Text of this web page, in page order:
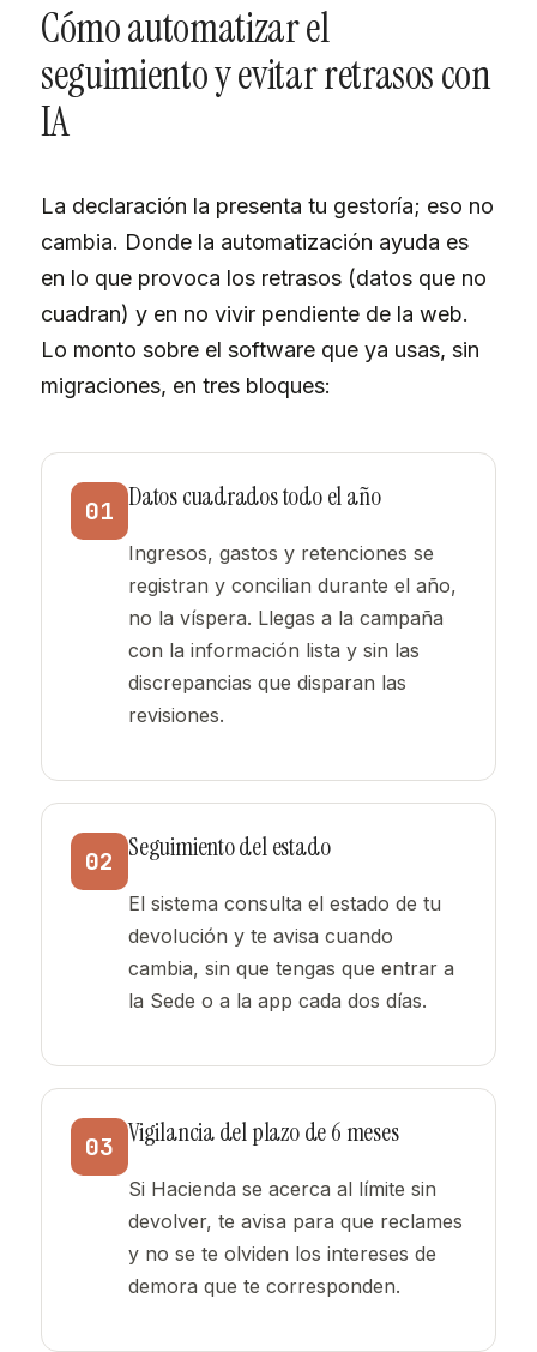
Cómo automatizar el
seguimiento y evitar retrasos con
IA
La declaración la presenta tu gestoría; eso no
cambia. Donde la automatización ayuda es
en lo que provoca los retrasos (datos que no
cuadran) y en no vivir pendiente de la web.
Lo monto sobre el software que ya usas, sin
migraciones, en tres bloques:
01 Datos cuadrados todo el año
Ingresos, gastos y retenciones se
registran y concilian durante el año,
no la víspera. Llegas a la campaña
con la información lista y sin las
discrepancias que disparan las
revisiones.
02 Seguimiento del estado
El sistema consulta el estado de tu
devolución y te avisa cuando
cambia, sin que tengas que entrar a
la Sede o a la app cada dos días.
03 Vigilancia del plazo de 6 meses
Si Hacienda se acerca al límite sin
devolver, te avisa para que reclames
y no se te olviden los intereses de
demora que te corresponden.